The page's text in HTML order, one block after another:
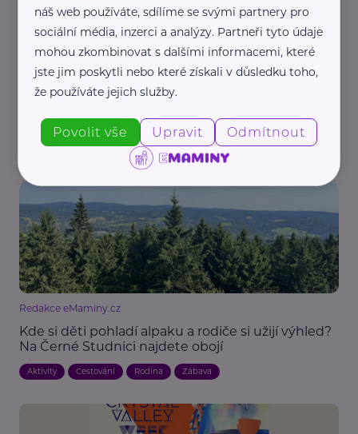
Redakce eMaminy.cz
i objevování Česka
Aktivity Děti Dovolená Prázdniny Rodina Zábava
Redakce eMaminy.cz
Kde si děti pohladí alpaku a rodiče si užijí výhled?
Na Černé Studnici najdete obojí
Aktivity Cestování Rodina Zábava
náš web používáte, sdílíme se svými partnery pro
sociální média, inzerci a analýzy. Partneři tyto údaje
mohou zkombinovat s dalšími informacemi, které
jste jim poskytli nebo které získali v důsledku toho,
že používáte jejich služby.
Povolit vše Upravit Odmítnout